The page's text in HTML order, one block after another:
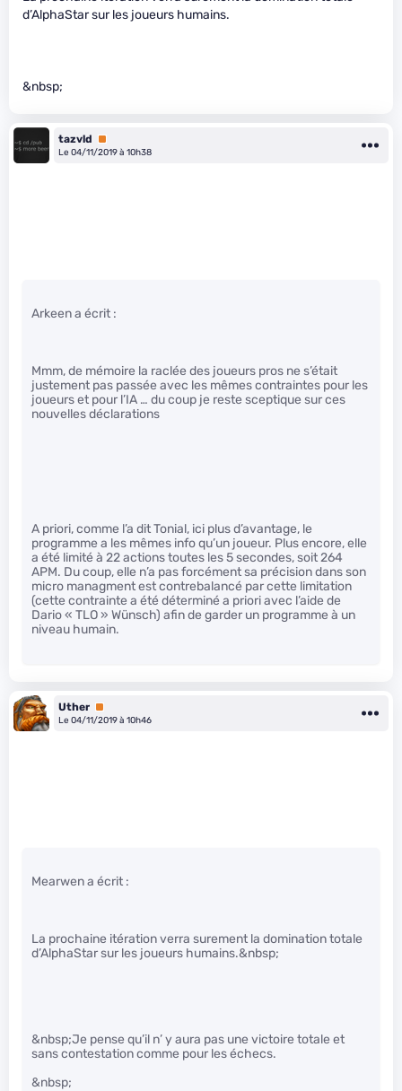
d’AlphaStar sur les joueurs humains.
&nbsp;
tazvld
Premium
Le 04/11/2019 à 10h38
Arkeen a écrit :
Mmm, de mémoire la raclée des joueurs pros ne s’était
justement pas passée avec les mêmes contraintes pour les
joueurs et pour l’IA … du coup je reste sceptique sur ces
nouvelles déclarations
A priori, comme l’a dit Tonial, ici plus d’avantage, le
programme a les mêmes info qu’un joueur. Plus encore, elle
a été limité à 22 actions toutes les 5 secondes, soit 264
APM. Du coup, elle n’a pas forcément sa précision dans son
micro managment est contrebalancé par cette limitation
(cette contrainte a été déterminé a priori avec l’aide de
Dario « TLO » Wünsch) afin de garder un programme à un
niveau humain.
Uther Premium
Le 04/11/2019 à 10h46
Mearwen a écrit :
La prochaine itération verra surement la domination totale
d’AlphaStar sur les joueurs humains.&nbsp;
&nbsp;Je pense qu’il n’ y aura pas une victoire totale et
sans contestation comme pour les échecs.
&nbsp;